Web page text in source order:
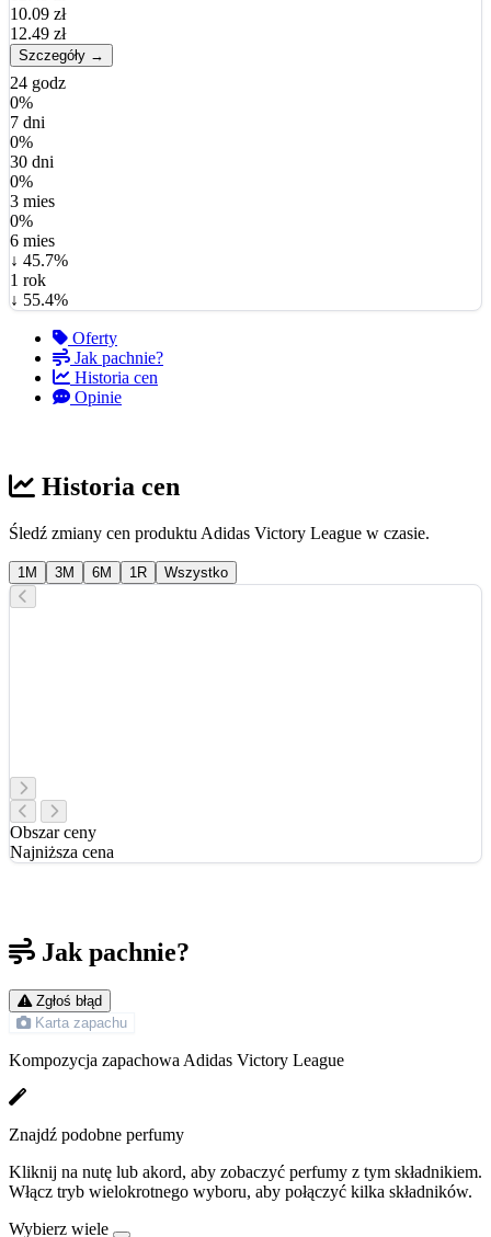
10.09 zł
12.49 zł
Szczegóły →
24 godz
0%
7 dni
0%
30 dni
0%
3 mies
0%
6 mies
↓ 45.7%
1 rok
↓ 55.4%
Oferty
Jak pachnie?
Historia cen
Opinie
Historia cen
Śledź zmiany cen produktu Adidas Victory League w czasie.
1M 3M 6M 1R Wszystko
Obszar ceny
Najniższa cena
Jak pachnie?
Zgłoś błąd
Karta zapachu
Kompozycja zapachowa Adidas Victory League
Znajdź podobne perfumy
Kliknij na nutę lub akord, aby zobaczyć perfumy z tym składnikiem.
Włącz tryb wielokrotnego wyboru, aby połączyć kilka składników.
Wybierz wiele